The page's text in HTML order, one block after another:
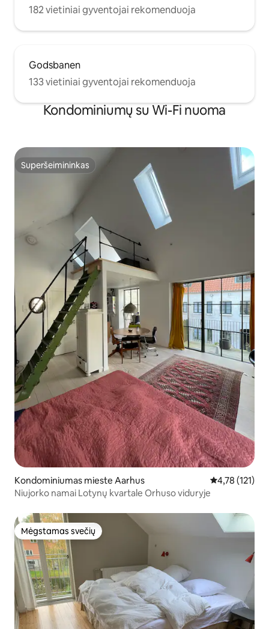
182 vietiniai gyventojai rekomenduoja
Godsbanen
133 vietiniai gyventojai rekomenduoja
Kondominiumų su Wi-Fi nuoma
Superšeimininkas
Superšeimininkas
Kondominiumas mieste Aarhus Vidutinis
4,78 (121)
Niujorko namai Lotynų kvartale Orhuso viduryje
Mėgstamas svečių
Mėgstamas svečių